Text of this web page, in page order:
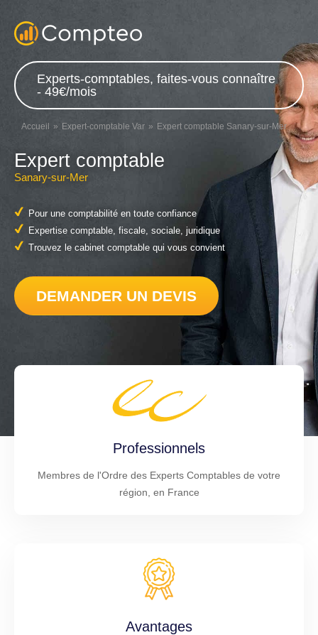
Experts-comptables, faites-vous connaître
- 49€/mois
Accueil Expert-comptable Var Expert comptable Sanary-sur-Mer
Expert comptable
Sanary-sur-Mer
Pour une comptabilité en toute confiance
Expertise comptable, fiscale, sociale, juridique
Trouvez le cabinet comptable qui vous convient
DEMANDER UN DEVIS
Professionnels
Membres de l'Ordre des Experts Comptables de votre
région, en France
Avantages